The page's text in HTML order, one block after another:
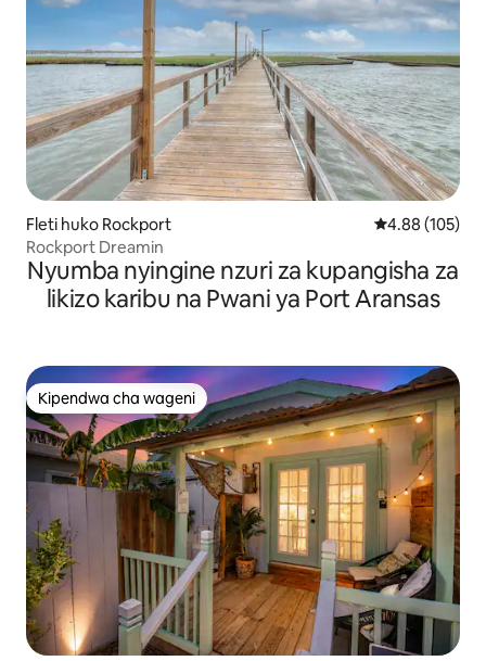
Fleti huko Rockport Ukadiriaji wa
4.88 (105)
Rockport Dreamin
Nyumba nyingine nzuri za kupangisha za
likizo karibu na Pwani ya Port Aransas
Kipendwa cha wageni
Kipendwa cha wageni